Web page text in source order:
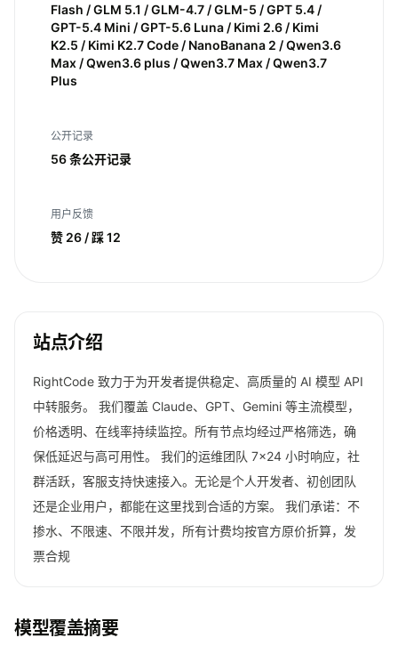
Flash / GLM 5.1 / GLM-4.7 / GLM-5 / GPT 5.4 /
GPT-5.4 Mini / GPT-5.6 Luna / Kimi 2.6 / Kimi
K2.5 / Kimi K2.7 Code / NanoBanana 2 / Qwen3.6
Max / Qwen3.6 plus / Qwen3.7 Max / Qwen3.7
Plus
公开记录
56 条公开记录
用户反馈
赞 26 / 踩 12
站点介绍
RightCode 致力于为开发者提供稳定、高质量的 AI 模型 API
中转服务。 我们覆盖 Claude、GPT、Gemini 等主流模型，
价格透明、在线率持续监控。所有节点均经过严格筛选，确
保低延迟与高可用性。 我们的运维团队 7×24 小时响应，社
群活跃，客服支持快速接入。无论是个人开发者、初创团队
还是企业用户，都能在这里找到合适的方案。 我们承诺：不
掺水、不限速、不限并发，所有计费均按官方原价折算，发
票合规
模型覆盖摘要